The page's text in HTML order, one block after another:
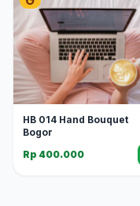
HB 014 Hand Bouquet
Bogor
Rp 400.000